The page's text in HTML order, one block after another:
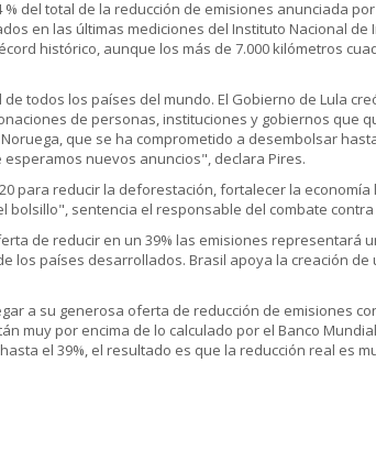
del total de la reducción de emisiones anunciada
en las últimas mediciones del Instituto Nacional de
histórico, aunque los más de 7.000 kilómetros
todos los países del mundo. El Gobierno de Lula
de personas, instituciones y gobiernos que
que se ha comprometido a desembolsar
nuevos anuncios", declara Pires.
para reducir la deforestación, fortalecer la economía
sentencia el responsable del combate
de reducir en un 39% las emisiones representará
los países desarrollados. Brasil apoya la creación
a su generosa oferta de reducción de emisiones
por encima de lo calculado por el Banco
el 39%, el resultado es que la reducción real es